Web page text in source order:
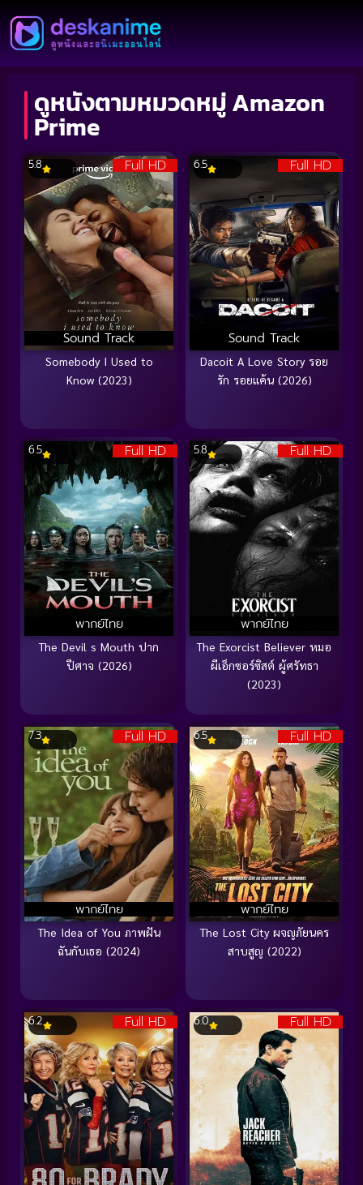
ดูหนังตามหมวดหมู่ Amazon
Prime
Full HD
Sound Track
5.8
Somebody I Used to
Know (2023)
Full HD
Sound Track
6.5
Dacoit A Love Story รอย
รัก รอยแค้น (2026)
Full HD
พากย์ไทย
6.5
The Devil s Mouth ปาก
ปีศาจ (2026)
Full HD
พากย์ไทย
5.8
The Exorcist Believer หมอ
ผีเอ็กซอร์ซิสต์ ผู้ศรัทธา
(2023)
Full HD
พากย์ไทย
7.3
The Idea of You ภาพฝัน
ฉันกับเธอ (2024)
Full HD
พากย์ไทย
6.5
The Lost City ผจญภัยนคร
สาบสูญ (2022)
Full HD
6.2 Full HD
6.0